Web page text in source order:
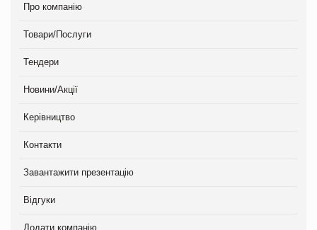
Про компанію
Товари/Послуги
Тендери
Новини/Акції
Керівництво
Контакти
Завантажити презентацію
Відгуки
Додати компанію